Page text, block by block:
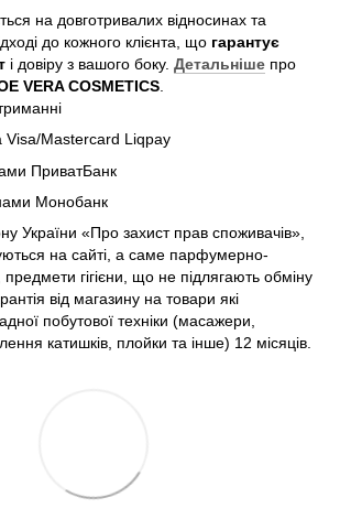
на довготривалих відносинах та
до кожного клієнта, що гарантує
і довіру з вашого боку. Детальніше про
VERA COSMETICS
Visa/Mastercard Liqpay
ПриватБанк
Монобанк
України «Про захист прав споживачів»,
на сайті, а саме парфумерно-
предмети гігієни, що не підлягають обміну
від магазину на товари які
побутової техніки (масажери,
катишків, плойки та інше) 12 місяців.